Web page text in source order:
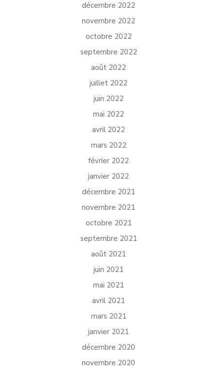
décembre 2022
novembre 2022
octobre 2022
septembre 2022
août 2022
juillet 2022
juin 2022
mai 2022
avril 2022
mars 2022
février 2022
janvier 2022
décembre 2021
novembre 2021
octobre 2021
septembre 2021
août 2021
juin 2021
mai 2021
avril 2021
mars 2021
janvier 2021
décembre 2020
novembre 2020